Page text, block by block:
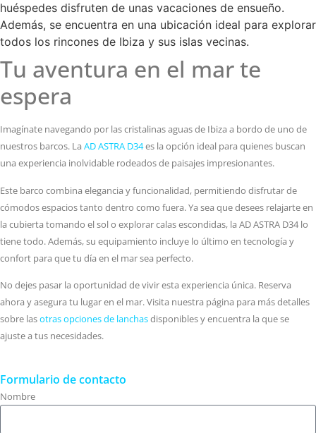
huéspedes disfruten de unas vacaciones de ensueño.
Además, se encuentra en una ubicación ideal para explorar
todos los rincones de Ibiza y sus islas vecinas.
Tu aventura en el mar te
espera
Imagínate navegando por las cristalinas aguas de Ibiza a bordo de uno de
nuestros barcos. La AD ASTRA D34es la opción ideal para quienes buscan
una experiencia inolvidable rodeados de paisajes impresionantes.
Este barco combina elegancia y funcionalidad, permitiendo disfrutar de
cómodos espacios tanto dentro como fuera. Ya sea que desees relajarte en
la cubierta tomando el sol o explorar calas escondidas, la AD ASTRA D34 lo
tiene todo. Además, su equipamiento incluye lo último en tecnología y
confort para que tu día en el mar sea perfecto.
No dejes pasar la oportunidad de vivir esta experiencia única. Reserva
ahora y asegura tu lugar en el mar. Visita nuestra página para más detalles
sobre lasotras opciones de lanchasdisponibles y encuentra la que se
ajuste a tus necesidades.
Formulario de contacto
Nombre